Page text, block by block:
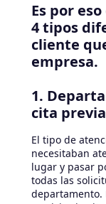
Es por
4 tipos
cliente
empresa.
1.
cita previa
El tipo de
necesitaban
lugar y pasar
todas las
departamento.